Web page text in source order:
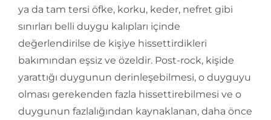
ya da tam tersi öfke, korku, keder, nefret gibi
sınırları belli duygu kalıpları içinde
değerlendirilse de kişiye hissettirdikleri
bakımından eşsiz ve özeldir. Post-rock, kişide
yarattığı duygunun derinleşebilmesi, o duyguyu
olması gerekenden fazla hissettirebilmesi ve o
duygunun fazlalığından kaynaklanan, daha önce